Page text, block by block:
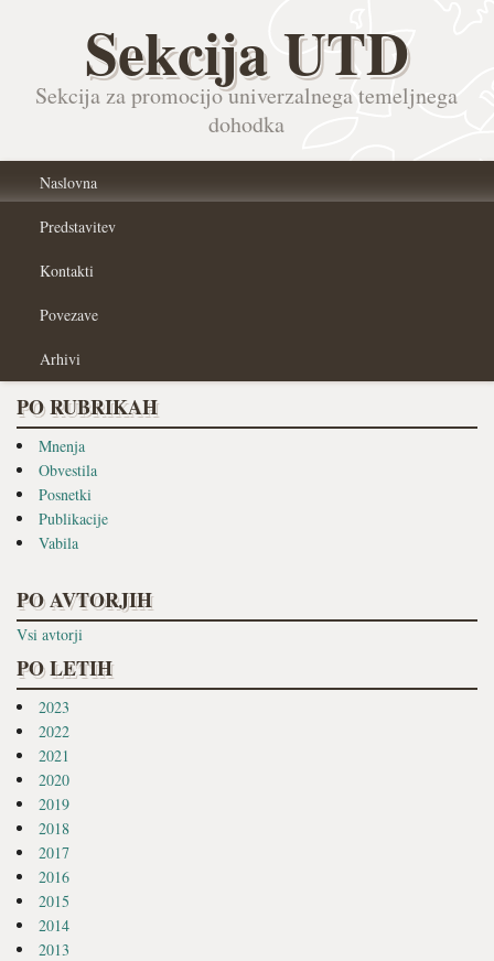
Sekcija UTD
Sekcija za promocijo univerzalnega temeljnega
dohodka
Naslovna
Predstavitev
Kontakti
Povezave
Arhivi
PO RUBRIKAH
Mnenja
Obvestila
Posnetki
Publikacije
Vabila
PO AVTORJIH
Vsi avtorji
PO LETIH
2023
2022
2021
2020
2019
2018
2017
2016
2015
2014
2013